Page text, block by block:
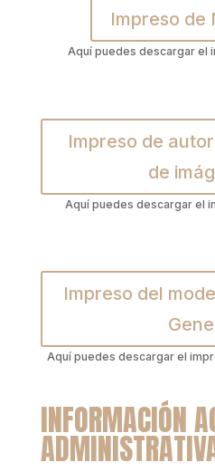
Impreso de
Aquí puedes descargar el
Impreso de
de
Aquí puedes descargar el
Impreso del
Aquí puedes descargar el
INFORMACIÓN